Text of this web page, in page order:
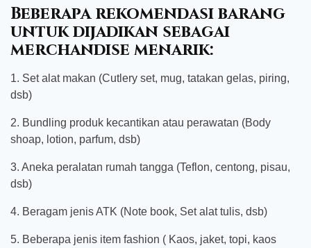
Beberapa rekomendasi barang
untuk dijadikan sebagai
merchandise menarik:
1. Set alat makan (Cutlery set, mug, tatakan gelas, piring,
dsb)
2. Bundling produk kecantikan atau perawatan (Body
shoap, lotion, parfum, dsb)
3. Aneka peralatan rumah tangga (Teflon, centong, pisau,
dsb)
4. Beragam jenis ATK (Note book, Set alat tulis, dsb)
5. Beberapa jenis item fashion ( Kaos, jaket, topi, kaos